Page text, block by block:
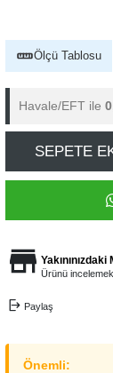
Ölçü Tablosu
Havale/EFT ile
SEPETE
Ürünü
Paylaş
Önemli: